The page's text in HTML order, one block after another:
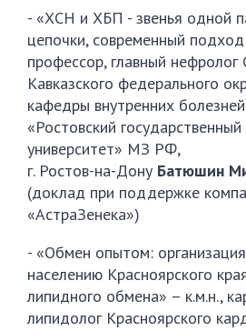
- «ХСН и ХБП - звенья одной
цепочки, современный
профессор, главный нефролог
Кавказского федерального
кафедры внутренних
«Ростовский
университет» МЗ РФ,
г. Ростов-на-Дону Батюшин
(доклад при поддержке
«АстраЗенека»)
- «Обмен опытом:
населению Красноярского
липидного обмена» – к.м.н.,
липидолог Красноярского